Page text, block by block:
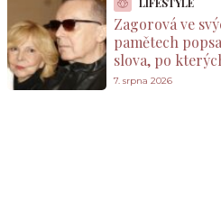
Zagorová ve
pamětech
slova, po
od partnera. Už
7. srpna 2026